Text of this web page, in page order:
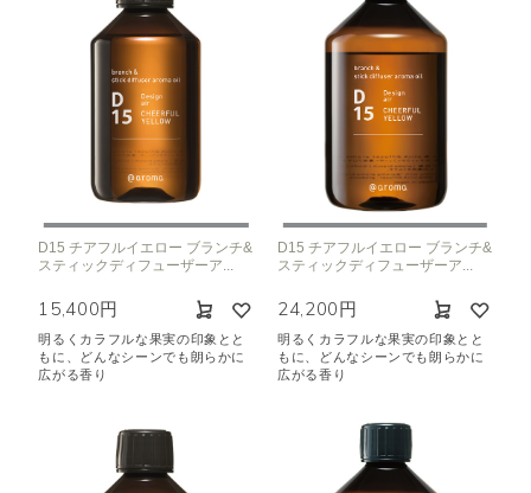
D15 チアフルイエロー ブランチ&
スティックディフューザーア...
15,400円
明るくカラフルな果実の印象とと
もに、どんなシーンでも朗らかに
広がる香り
D15 チアフルイエロー ブランチ&
スティックディフューザーア...
24,200円
明るくカラフルな果実の印象とと
もに、どんなシーンでも朗らかに
広がる香り